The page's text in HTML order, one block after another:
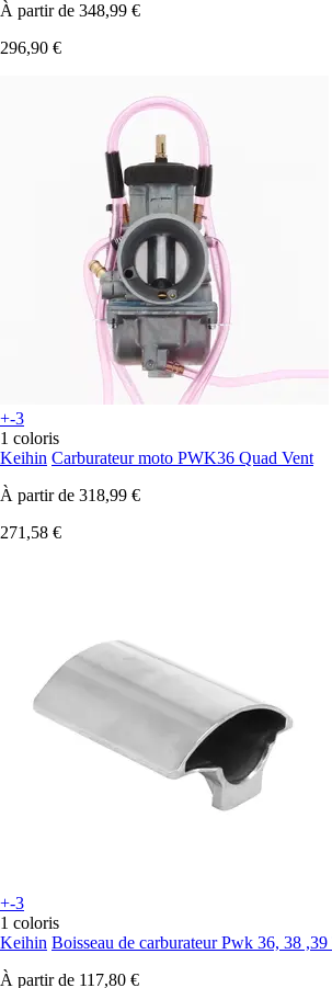
À partir de 348,99 €
296,90 €
+-3
1 coloris
Keihin Carburateur moto PWK36 Quad Vent
À partir de 318,99 €
271,58 €
+-3
1 coloris
Keihin Boisseau de carburateur Pwk 36, 38
À partir de 117,80 €